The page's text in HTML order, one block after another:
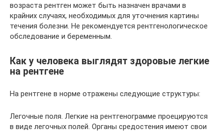
возраста рентген может быть назначен врачами в
крайних случаях, необходимых для уточнения картины
течения болезни. Не рекомендуется рентгенологическое
обследование и беременным.
Как у человека выглядят здоровые легкие
на рентгене
На рентгене в норме отражены следующие структуры:
Легочные поля. Легкие на рентгенограмме проецируются
в виде легочных полей. Органы средостения имеют свои